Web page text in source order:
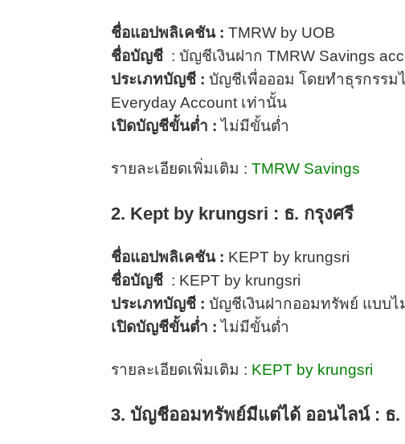
ชื่อแอปพลิเคชัน : TMRW by UOB
ชื่อบัญชี : บัญชีเงินฝาก TMRW Savings
ประเภทบัญชี : บัญชีเพื่อออม โดยทำธุรกรรม
Everyday Account เท่านั้น
เปิดบัญชีขั้นต่ำ :ไม่มีขั้นต่ำ
รายละเอียดเพิ่มเติม : TMRW Savings
2. Kept by krungsri : ธ. กรุงศรี
ชื่อแอปพลิเคชัน : KEPT by krungsri
ชื่อบัญชี : KEPT by krungsri
ประเภทบัญชี : บัญชีเงินฝากออมทรัพย์ แบบ
เปิดบัญชีขั้นต่ำ :ไม่มีขั้นต่ำ
รายละเอียดเพิ่มเติม : KEPT by krungsri
3. บัญชีออมทรัพย์มีแต่ได้ ออนไลน์ : ธ.